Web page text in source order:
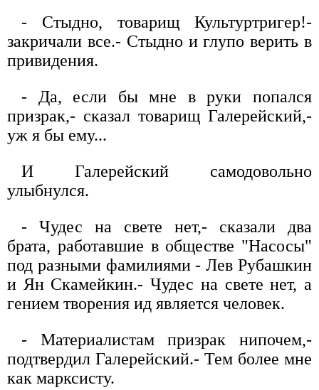
- Стыдно, товарищ Культуртригер!-
закричали все.- Стыдно и глупо верить в
привидения.
- Да, если бы мне в руки попался
призрак,- сказал товарищ Галерейский,-
уж я бы ему...
И Галерейский самодовольно
улыбнулся.
- Чудес на свете нет,- сказали два
брата, работавшие в обществе "Насосы"
под разными фамилиями - Лев Рубашкин
и Ян Скамейкин.- Чудес на свете нет, а
гением творения ид является человек.
- Материалистам призрак нипочем,-
подтвердил Галерейский.- Тем более мне
как марксисту.